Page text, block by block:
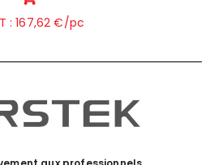
: 167,62 €/pc